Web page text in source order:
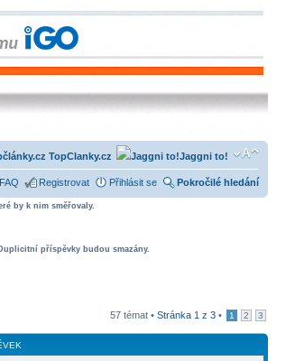
Jaggni to!
TopClanky.cz
FAQ Registrovat Přihlásit se Pokročilé hledání
by k nim směřovaly.
příspěvky budou smazány.
57 témat • Stránka 1 z 3 • 1 2 3